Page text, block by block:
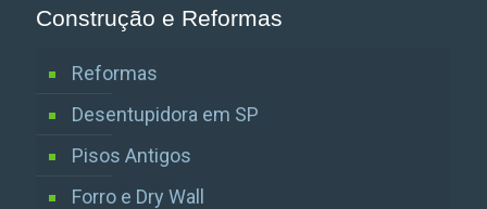
Construção e Reformas
Reformas
Desentupidora em SP
Pisos Antigos
Forro e Dry Wall